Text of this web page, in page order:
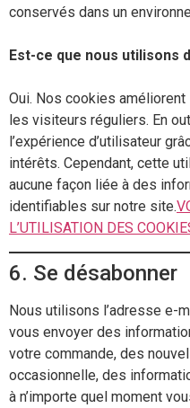
conservés dans un
Est-ce que nous utilisons
Oui. Nos cookies
les visiteurs réguliers. En
l’expérience d’utilisateur
intérêts. Cependant, cette
aucune façon liée à des
identifiables sur notre site.
L’UTILISATION DES
6. Se désabonner
Nous utilisons l’adresse e-
vous envoyer des
votre commande, des
occasionnelle, des
à n’importe quel moment